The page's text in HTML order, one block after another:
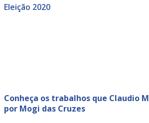
Eleição 2020
Conheça os trabalhos que Claudio
por Mogi das Cruzes